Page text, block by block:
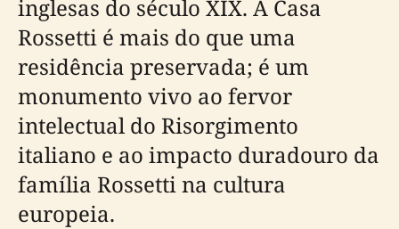
inglesas do século XIX. A Casa
Rossetti é mais do que uma
residência preservada; é um
monumento vivo ao fervor
intelectual do Risorgimento
italiano e ao impacto duradouro da
família Rossetti na cultura
europeia.